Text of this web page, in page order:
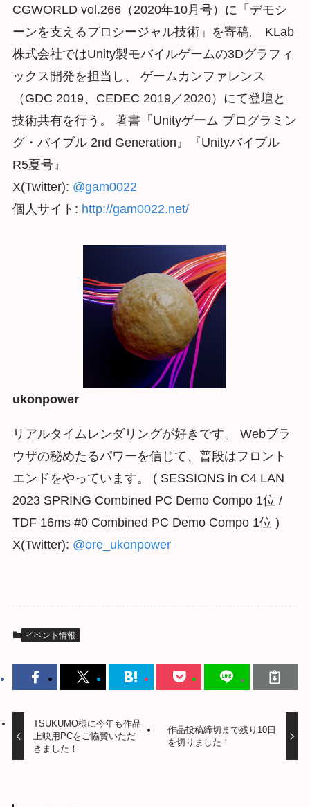
CGWORLD vol.266（2020年10月号）に「デモシ
ーンを支えるプロシージャル技術」を寄稿。 KLab
株式会社ではUnity製モバイルゲームの3Dグラフィ
ックス開発を担当し、 ゲームカンファレンス
（GDC 2019、CEDEC 2019／2020）にて登壇と
技術共有を行う。 著書『Unityゲーム プログラミン
グ・バイブル 2nd Generation』『Unityバイブル
R5夏号』
X(Twitter): @gam0022
個人サイト: http://gam0022.net/
ukonpower
リアルタイムレンダリングが好きです。 Webブラ
ウザの秘めたるパワーを信じて、普段はフロント
エンドをやっています。 ( SESSIONS in C4 LAN
2023 SPRING Combined PC Demo Compo 1位 /
TDF 16ms #0 Combined PC Demo Compo 1位 )
X(Twitter): @ore_ukonpower
イベント情報
TSUKUMO様に今年も作品
上映用PCをご協賛いただ
きました！
作品投稿締切まで残り10日
を切りました！